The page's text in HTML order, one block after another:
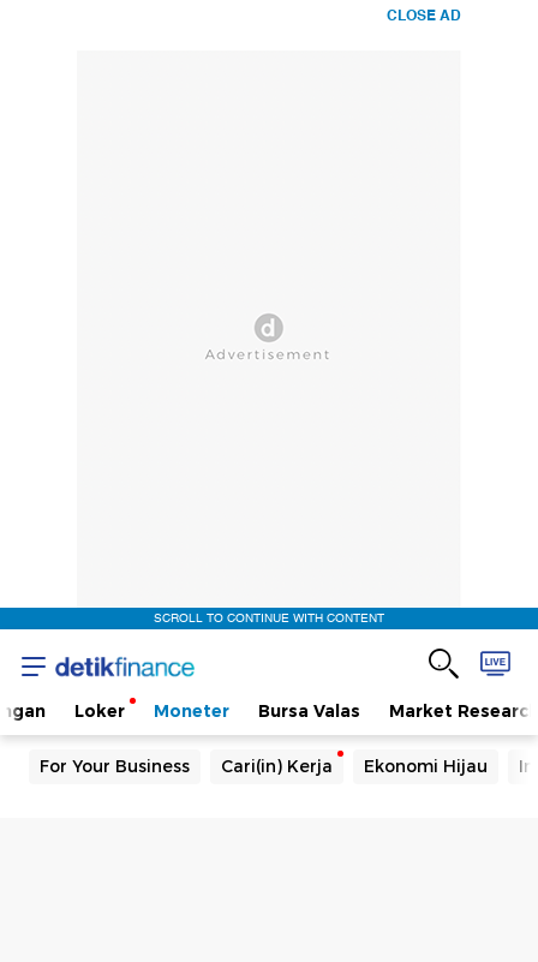
CLOSE AD
SCROLL TO CONTINUE WITH CONTENT
Loker Moneter Bursa Valas Market Research
For Your Business Cari(in) Kerja Ekonomi Hijau